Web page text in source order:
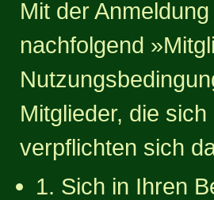
Mit der
nachfolgend
Mitglieder, die
verpflichten sich
1. Sich in Ihren